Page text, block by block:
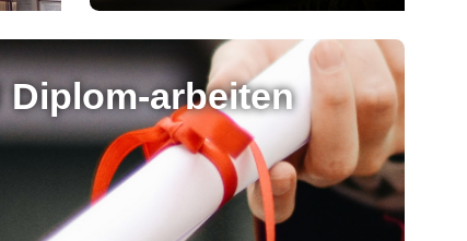
Diplom-arbeiten